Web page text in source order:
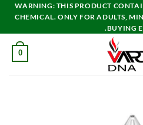
WARNING: THIS PRODUCT
CHEMICAL. ONLY FOR ADULTS,
BUYING
0